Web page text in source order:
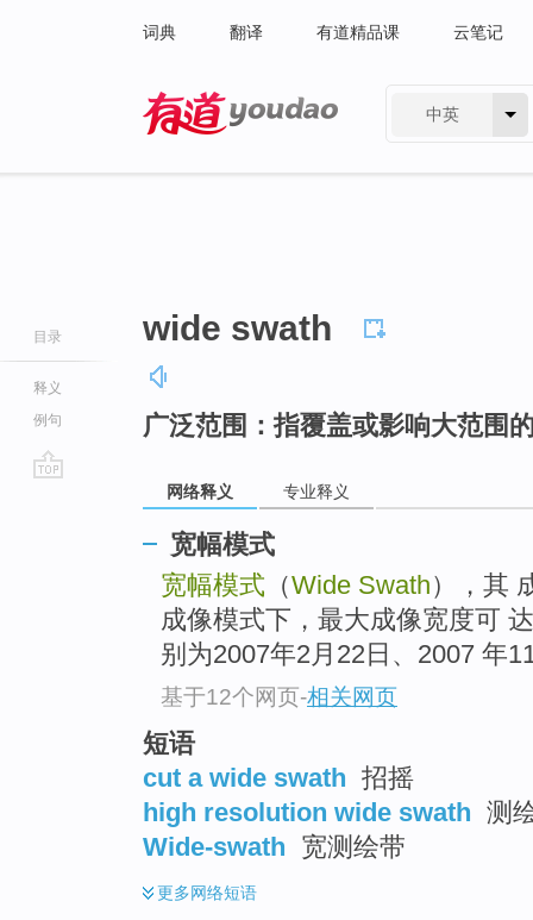
词典 翻译 有道精品课 云笔记
中英
目录
释义
例句
wide swath
广泛范围：指覆盖或影响大范围
网络释义 专业释义
宽幅模式
宽幅模式 （Wide Swath），其
成像模式下，最大成像宽度可
别为2007年2月22日、2007 年
基于12个网页-相关网页
短语
cut a wide swath 招摇
high resolution wide swath 测
Wide-swath 宽测绘带
更多网络短语